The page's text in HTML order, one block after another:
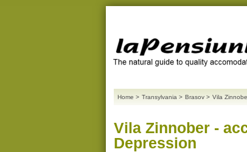
Home > Transylvania > Brasov > Vila
Vila Zinnober -
Depression